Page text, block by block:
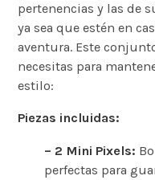
pertenencias y las de
ya sea que estén en
aventura. Este
necesitas para
estilo:
Piezas incluidas:
– 2 Mini Pixels:
perfectas para